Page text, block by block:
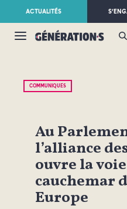
ACTUALITÉS
COMMUNIQUÉS
Au
l’alliance
ouvre la
cauchemar
Europe